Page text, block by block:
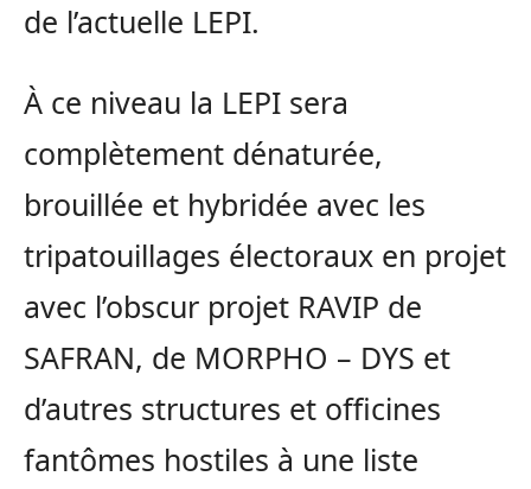
de l’actuelle LEPI.
À ce niveau la LEPI sera
complètement dénaturée,
brouillée et hybridée avec les
tripatouillages électoraux en projet
avec l’obscur projet RAVIP de
SAFRAN, de MORPHO – DYS et
d’autres structures et officines
fantômes hostiles à une liste